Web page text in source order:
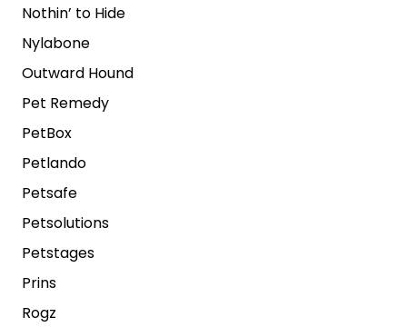
Nothin’ to Hide
Nylabone
Outward Hound
Pet Remedy
PetBox
Petlando
Petsafe
Petsolutions
Petstages
Prins
Rogz